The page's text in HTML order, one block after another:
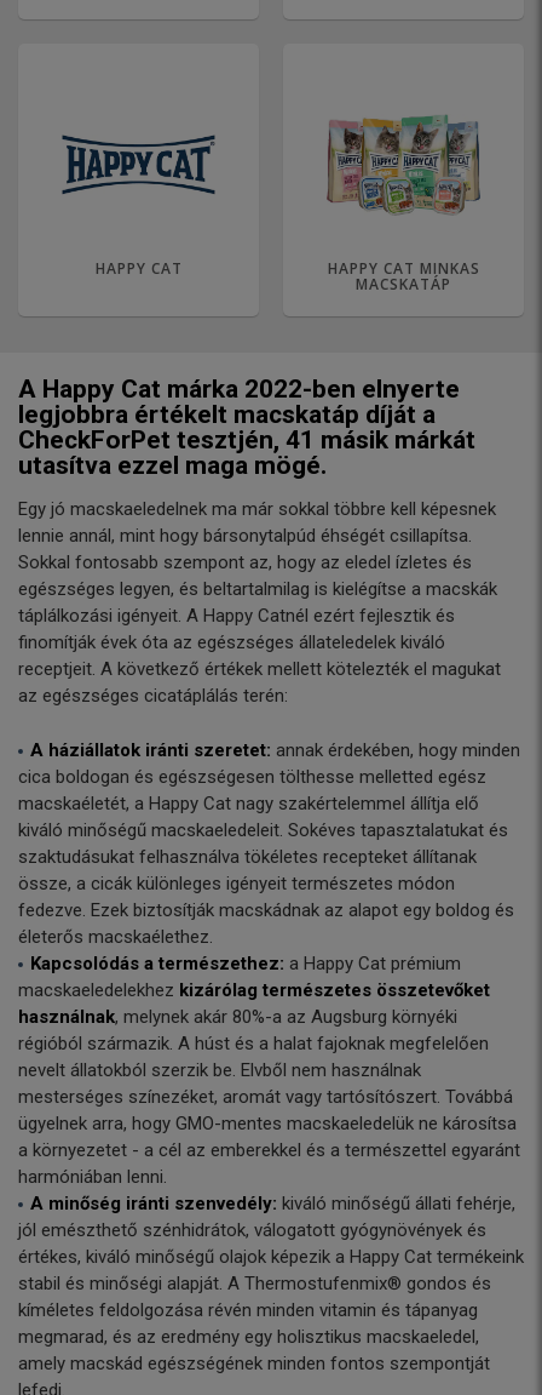
HAPPY CAT HAPPY CAT MINKAS
MACSKATÁP
A Happy Cat márka 2022-ben elnyerte
legjobbra értékelt macskatáp díját a
CheckForPet tesztjén, 41 másik márkát
utasítva ezzel maga mögé.
Egy jó macskaeledelnek ma már sokkal többre kell képesnek
lennie annál, mint hogy bársonytalpúd éhségét csillapítsa.
Sokkal fontosabb szempont az, hogy az eledel ízletes és
egészséges legyen, és beltartalmilag is kielégítse a macskák
táplálkozási igényeit. A Happy Catnél ezért fejlesztik és
finomítják évek óta az egészséges állateledelek kiváló
receptjeit. A következő értékek mellett kötelezték el magukat
az egészséges cicatáplálás terén:
A háziállatok iránti szeretet: annak érdekében, hogy minden
cica boldogan és egészségesen tölthesse melletted egész
macskaéletét, a Happy Cat nagy szakértelemmel állítja elő
kiváló minőségű macskaeledeleit. Sokéves tapasztalatukat és
szaktudásukat felhasználva tökéletes recepteket állítanak
össze, a cicák különleges igényeit természetes módon
fedezve. Ezek biztosítják macskádnak az alapot egy boldog és
életerős macskaélethez.
Kapcsolódás a természethez: a Happy Cat prémium
macskaeledelekhez kizárólag természetes összetevőket
használnak, melynek akár 80%-a az Augsburg környéki
régióból származik. A húst és a halat fajoknak megfelelően
nevelt állatokból szerzik be. Elvből nem használnak
mesterséges színezéket, aromát vagy tartósítószert. Továbbá
ügyelnek arra, hogy GMO-mentes macskaeledelük ne károsítsa
a környezetet - a cél az emberekkel és a természettel egyaránt
harmóniában lenni.
A minőség iránti szenvedély: kiváló minőségű állati fehérje,
jól emészthető szénhidrátok, válogatott gyógynövények és
értékes, kiváló minőségű olajok képezik a Happy Cat termékeink
stabil és minőségi alapját. A Thermostufenmix® gondos és
kíméletes feldolgozása révén minden vitamin és tápanyag
megmarad, és az eredmény egy holisztikus macskaeledel,
amely macskád egészségének minden fontos szempontját
lefedi.